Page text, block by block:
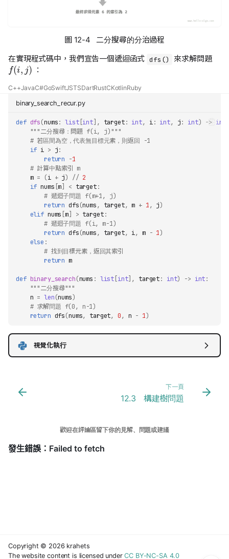
圖 12-4 二分搜尋的分治過程
在實現程式碼中，我們宣告一個遞迴函式 dfs() 來求解問題
f(i,j)
：
C++JavaC#GoSwiftJSTSDartRustCKotlinRuby
binary_search_recur.py
def dfs(nums: list[ int], target: int, i: int, j: int) -> int
"""二分搜尋：問題 f(i, j)"""
# 若區間為空，代表無目標元素，則返回 -1
if i > j:
return
-1
# 計算中點索引 m
m = (i + j) // 2
if nums [m < target:
# 遞迴子問題 f(m+1, j)
return dfs(nums, target, m + 1, j)
elif nums [m] > target:
# 遞迴子問題 f(i, m-1)
return dfs(nums, target, i, m - 1)
else :
# 找到目標元素，返回其索引
return m
def binary_search(nums : list int], target: int) -> int:
"""二分搜尋"""
n = len(nums)
# 求解問題 f(0, n-1)
return dfs(nums, target, 0, n - 1)
視覺化執行
下一頁
12.3 構建樹問題
歡迎在評論區留下你的見解、問題或建議
Copyright © 2026 krahets
The website content is licensed underCC BY-NC-SA 4.0